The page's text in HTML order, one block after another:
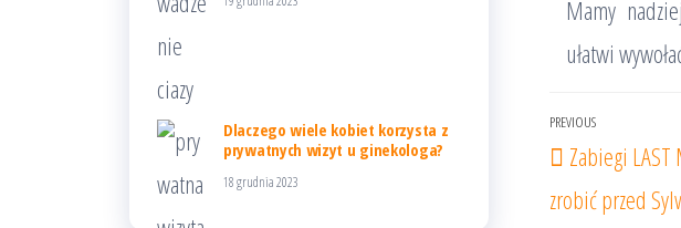
Mamy
ułatwi
Nawigacja
wpisu
Previous
Post
PREVIOUS
Zabiegi LAST
zrobić przed
Dlaczego wiele kobiet korzysta z
prywatnych wizyt u ginekologa?
18 grudnia 2023